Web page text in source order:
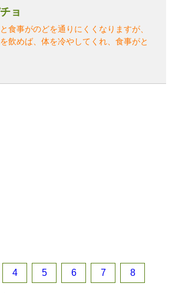
ョ
食事がのどを通りにくくなりますが、
飲めば、体を冷やしてくれ、食事がと
4 5 6 7 8